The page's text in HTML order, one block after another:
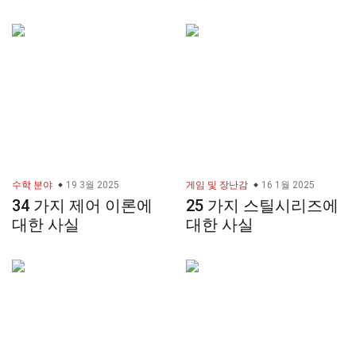
수학 분야 19 3월 2025
34 가지 제어 이론에
대한 사실
게임 및 장난감 16 1월 2025
25 가지 스틸시리즈에
대한 사실